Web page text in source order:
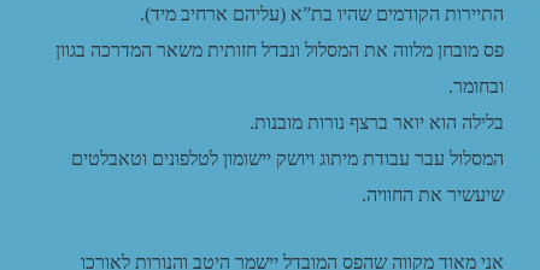
התיירות הקודמים שהיו בת”א (עליהם ארחיב מיד).
פס מובחן מלווה את המסלול ונבדל חזותית משאר המדרכה בגוון
ובחומר.
בלילה הוא יואר ברצף נורות מובנות.
המסלול עבר עבודת מיתוג ויושק יישומון לטלפונים וטאבלטים
שיעשיר את החוויה.
אני מאוד מקווה שהפס המובדל יישמר היטב והנורות לאורכו